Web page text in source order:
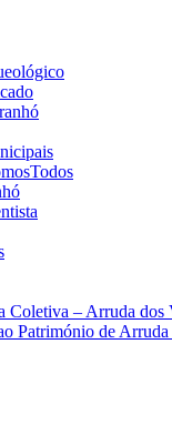
Coletiva – Arruda dos
Património de